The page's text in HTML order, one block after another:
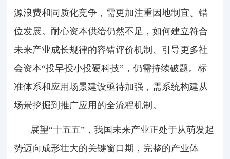
源浪费和同质化竞争，需更加注重因地制宜、错
位发展。耐心资本供给仍然不足，如何建立符合
未来产业成长规律的容错评价机制、引导更多社
会资本“投早投小投硬科技”，仍需持续破题。标
准体系和应用场景建设亟待加强，需系统构建从
场景挖掘到推广应用的全流程机制。
展望“十五五”，我国未来产业正处于从萌发起
势迈向成形壮大的关键窗口期，完整的产业体